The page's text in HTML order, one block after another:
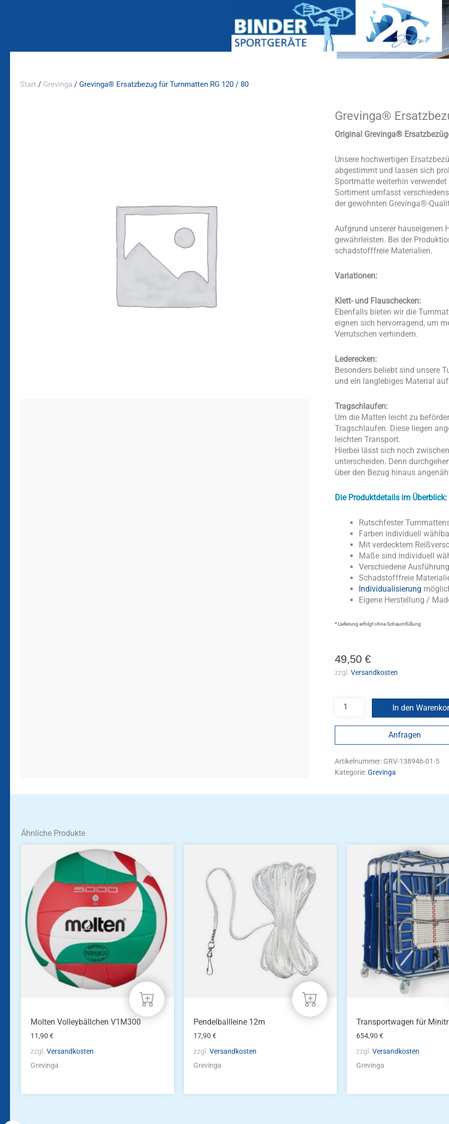
Start / Grevinga / Grevinga® Ersatzbezug für Turnmatten RG 120 / 80
Grevinga®
Original Grevinga®
Unsere hochwertigen
abgestimmt und lassen sich
Sportmatte weiterhin
Sortiment umfasst
der gewohnten Grevinga®-
Aufgrund unserer hauseigenen
gewährleisten. Bei der
schadstofffreie Materialien.
Variationen:
Klett- und Flauschecken:
Ebenfalls bieten wir die
eignen sich hervorragend, um
Verrutschen verhindern.
Lederecken:
Besonders beliebt sind unsere
und ein langlebiges Material
Tragschlaufen:
Um die Matten leicht zu
Tragschlaufen. Diese liegen
leichten Transport.
Hierbei lässt sich noch
unterscheiden. Denn
über den Bezug hinaus
Die Produktdetails im Überblick:
Rutschfester
Farben individuell
Mit verdecktem
Maße sind
Verschiedene
Schadstofffreie
Individualisierung
Eigene Herstellung /
* Lieferung erfolgt ohne Schaumfüllung
49,50 €
zzgl. Versandkosten
Grevinga®
Ersatzbezug
für
120
/
80
Menge
In den
Anfragen
Artikelnummer: GRV-138946-01-5
Kategorie:Grevinga
Ähnliche Produkte
Molten Volleybällchen V1M300
11,90€
zzgl.Versandkosten
Grevinga
Pendelballleine 12m
17,90€
zzgl.Versandkosten
Grevinga
Transportwagen für
654,90€
zzgl.Versandkosten
Grevinga